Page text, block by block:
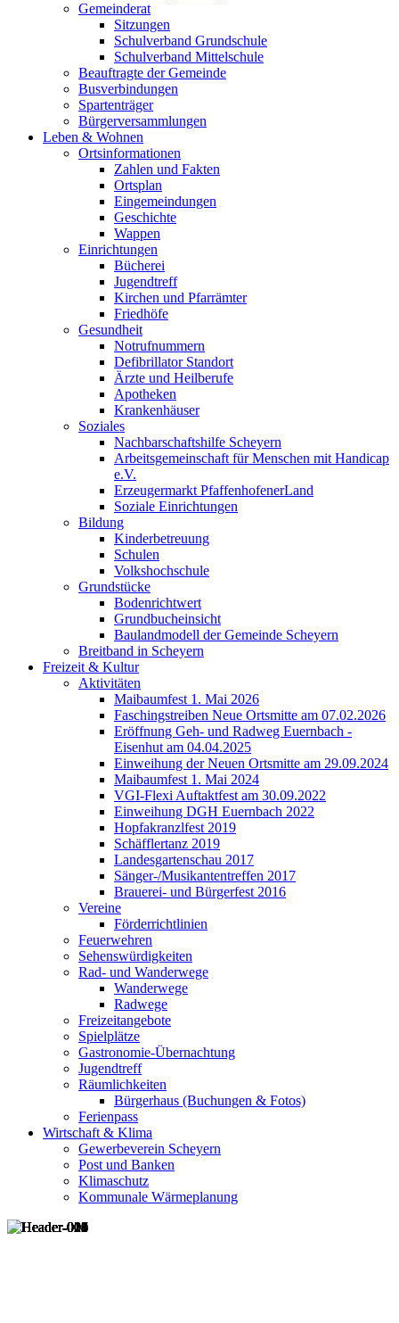
Gemeinderat
Sitzungen
Schulverband Grundschule
Schulverband Mittelschule
Beauftragte der Gemeinde
Busverbindungen
Spartenträger
Bürgerversammlungen
Leben & Wohnen
Ortsinformationen
Zahlen und Fakten
Ortsplan
Eingemeindungen
Geschichte
Wappen
Einrichtungen
Bücherei
Jugendtreff
Kirchen und Pfarrämter
Friedhöfe
Gesundheit
Notrufnummern
Defibrillator Standort
Ärzte und Heilberufe
Apotheken
Krankenhäuser
Soziales
Nachbarschaftshilfe Scheyern
Arbeitsgemeinschaft für Menschen mit Handicap
e.V.
Erzeugermarkt PfaffenhofenerLand
Soziale Einrichtungen
Bildung
Kinderbetreuung
Schulen
Volkshochschule
Grundstücke
Bodenrichtwert
Grundbucheinsicht
Baulandmodell der Gemeinde Scheyern
Breitband in Scheyern
Freizeit & Kultur
Aktivitäten
Maibaumfest 1. Mai 2026
Faschingstreiben Neue Ortsmitte am 07.02.2026
Eröffnung Geh- und Radweg Euernbach -
Eisenhut am 04.04.2025
Einweihung der Neuen Ortsmitte am 29.09.2024
Maibaumfest 1. Mai 2024
VGI-Flexi Auftaktfest am 30.09.2022
Einweihung DGH Euernbach 2022
Hopfakranzlfest 2019
Schäfflertanz 2019
Landesgartenschau 2017
Sänger-/Musikantentreffen 2017
Brauerei- und Bürgerfest 2016
Vereine
Förderrichtlinien
Feuerwehren
Sehenswürdigkeiten
Rad- und Wanderwege
Wanderwege
Radwege
Freizeitangebote
Spielplätze
Gastronomie-Übernachtung
Jugendtreff
Räumlichkeiten
Bürgerhaus (Buchungen & Fotos)
Ferienpass
Wirtschaft & Klima
Gewerbeverein Scheyern
Post und Banken
Klimaschutz
Kommunale Wärmeplanung